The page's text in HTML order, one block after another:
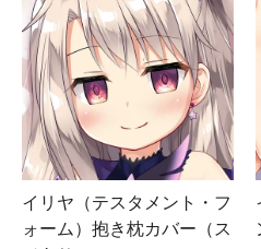
イリヤ（テスタメント・フ
ォーム）抱き枕カバー（ス